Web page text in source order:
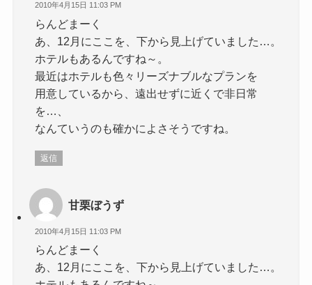
2010年4月15日 11:03 PM
らんどまーく
あ、12月にここを、下から見上げていました…。
ホテルもあるんですね～。
最近はホテルも色々リーズナブルなプランを
用意しているから、遠出せずに近くで非日常
を…、
なんていうのも確かによさそうですね。
返信
甘栗ぼうず
2010年4月15日 11:03 PM
らんどまーく
あ、12月にここを、下から見上げていました…。